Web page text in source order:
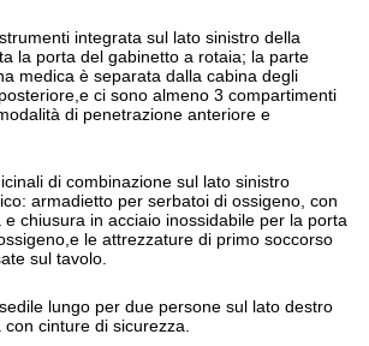
integrata sul lato sinistro della
la porta del gabinetto a rotaia; la parte
medica è separata dalla cabina degli
ci sono almeno 3 compartimenti
di penetrazione anteriore e
di combinazione sul lato sinistro
armadietto per serbatoi di ossigeno, con
chiusura in acciaio inossidabile per la porta
le attrezzature di primo soccorso
sul tavolo.
lungo per due persone sul lato destro
cinture di sicurezza.